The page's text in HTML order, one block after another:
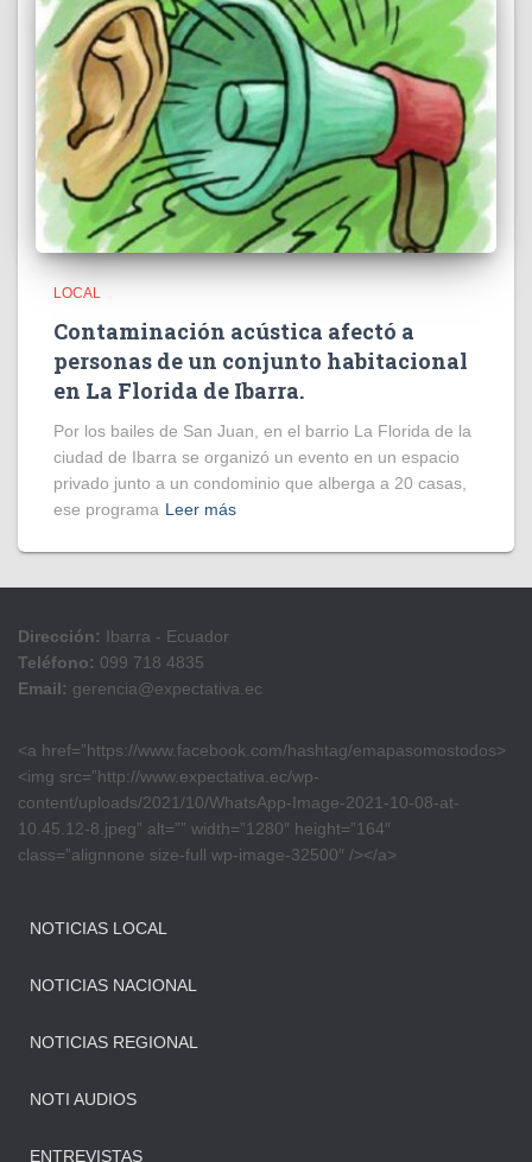
LOCAL
Contaminación acústica afectó a
personas de un conjunto habitacional
en La Florida de Ibarra.
Por los bailes de San Juan, en el barrio La Florida de la
ciudad de Ibarra se organizó un evento en un espacio
privado junto a un condominio que alberga a 20 casas,
ese programa Leer más
Dirección: Ibarra - Ecuador
Teléfono: 099 718 4835
Email: gerencia@expectativa.ec
<a href=”https://www.facebook.com/hashtag/emapasomostodos>
<img src=”http://www.expectativa.ec/wp-
content/uploads/2021/10/WhatsApp-Image-2021-10-08-at-
10.45.12-8.jpeg” alt=”” width=”1280″ height=”164″
class=”alignnone size-full wp-image-32500″ /></a>
NOTICIAS LOCAL
NOTICIAS NACIONAL
NOTICIAS REGIONAL
NOTI AUDIOS
ENTREVISTAS